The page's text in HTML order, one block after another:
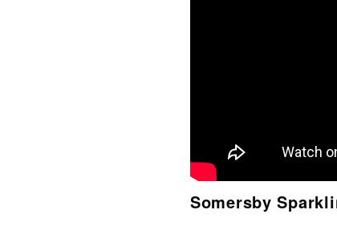
Somersby